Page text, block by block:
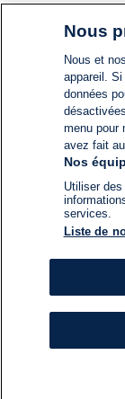
Nous
Nous et nos
appareil.
données
menu pour
avez fait
Nos
Utiliser
services.
Liste de